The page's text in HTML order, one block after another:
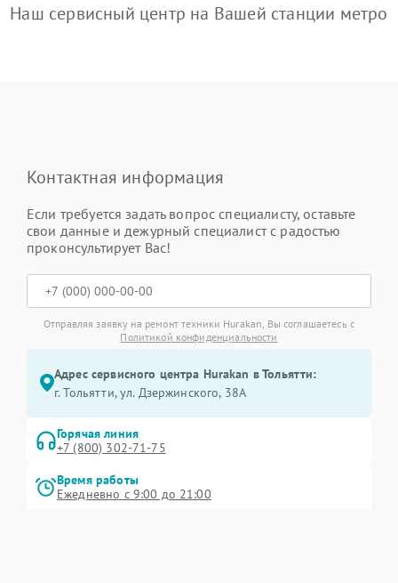
Наш сервисный центр на Вашей станции метро
Контактная информация
Если требуется задать вопрос специалисту, оставьте
свои данные и дежурный специалист с радостью
проконсультирует Вас!
Отправляя заявку на ремонт техники Hurakan, Вы соглашаетесь с
Политикой конфиденциальности
Адрес сервисного центра Hurakan в Тольятти:
г. Тольятти, ул. Дзержинского, 38А
Горячая линия
+7 (800) 302-71-75
Время работы
Ежедневно с 9:00 до 21:00